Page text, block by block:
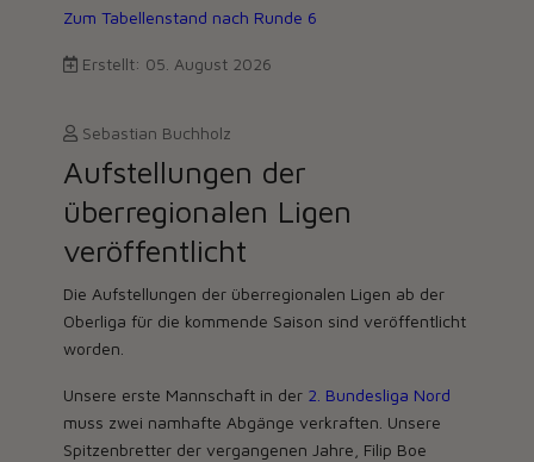
Zum Tabellenstand nach Runde 6
Erstellt: 05. August 2026
Sebastian Buchholz
Aufstellungen der
überregionalen Ligen
veröffentlicht
Die Aufstellungen der überregionalen Ligen ab der
Oberliga für die kommende Saison sind veröffentlicht
worden.
Unsere erste Mannschaft in der 2. Bundesliga Nord
muss zwei namhafte Abgänge verkraften. Unsere
Spitzenbretter der vergangenen Jahre, Filip Boe